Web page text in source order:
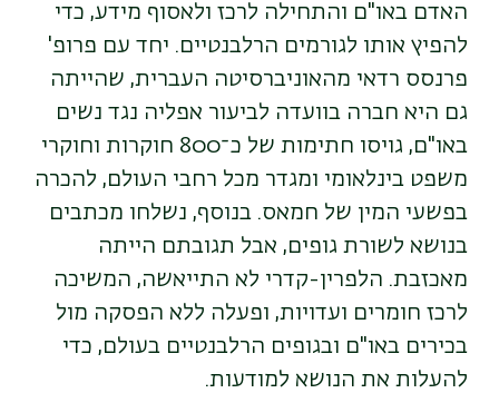
האדם באו"ם והתחילה לרכז ולאסוף מידע, כדי
להפיץ אותו לגורמים הרלבנטיים. יחד עם פרופ'
פרנסס רדאי מהאוניברסיטה העברית, שהייתה
גם היא חברה בוועדה לביעור אפליה נגד נשים
באו"ם, גויסו חתימות של כ־800 חוקרות וחוקרי
משפט בינלאומי ומגדר מכל רחבי העולם, להכרה
בפשעי המין של חמאס. בנוסף, נשלחו מכתבים
בנושא לשורת גופים, אבל תגובתם הייתה
מאכזבת. הלפרין-קדרי לא התייאשה, המשיכה
לרכז חומרים ועדויות, ופעלה ללא הפסקה מול
בכירים באו"ם ובגופים הרלבנטיים בעולם, כדי
להעלות את הנושא למודעות.